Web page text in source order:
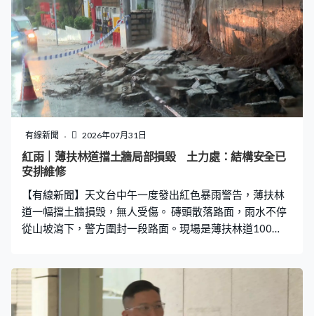
儡戶口持有人正還柙候審。
有線新聞 2026年07月31日
紅雨｜薄扶林道擋土牆局部損毀 土力處：結構安全已
安排維修
【有線新聞】天文台中午一度發出紅色暴雨警告，薄扶林
道一幅擋土牆損毁，無人受傷。 磚頭散落路面，雨水不停
從山坡瀉下，警方圍封一段路面。現場是薄扶林道100
排維修。